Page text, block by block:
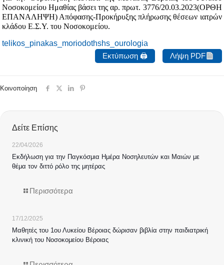
Νοσοκομείου Ημαθίας βάσει της αρ. πρωτ. 3776/20.03.2023(ΟΡΘΗ
ΕΠΑΝΑΛΗΨΗ) Απόφασης-Προκήρυξης πλήρωσης θέσεων ιατρών
κλάδου Ε.Σ.Υ. του Νοσοκομείου.
telikos_pinakas_moriodothshs_ourologia
Εκτύπωση 🖨
Λήψη PDF
Κοινοποίηση
Δείτε Επίσης
22/04/2026
Εκδήλωση για την Παγκόσμια Ημέρα Νοσηλευτών και Μαιών με
θέμα τον διττό ρόλο της μητέρας
Περισσότερα
17/12/2025
Μαθητές του 1ου Λυκείου Βέροιας δώρισαν βιβλία στην παιδιατρική
κλινική του Νοσοκομείου Βέροιας